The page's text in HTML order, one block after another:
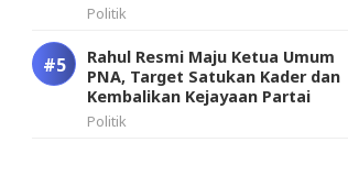
Politik
Rahul Resmi Maju Ketua Umum
PNA, Target Satukan Kader dan
Kembalikan Kejayaan Partai
Politik